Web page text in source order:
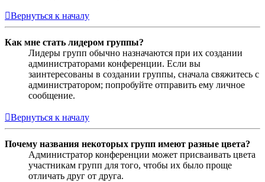
Вернуться к началу
Как мне стать лидером группы?
Лидеры групп обычно назначаются при их создании
администраторами конференции. Если вы
заинтересованы в создании группы, сначала свяжитесь с
администратором; попробуйте отправить ему личное
сообщение.
Вернуться к началу
Почему названия некоторых групп имеют разные цвета?
Администратор конференции может присваивать цвета
участникам групп для того, чтобы их было проще
отличать друг от друга.